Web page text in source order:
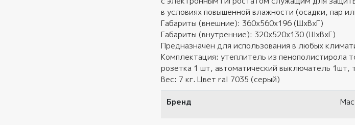
в условиях повышенной влажности (осадки, пар
Габариты (внешние): 360х560х196 (ШхВхГ)
Габариты (внутренние): 320х520х130 (ШхВхГ)
Предназначен для использования в любых
Комплектация: утеплитель из
розетка 1 шт, автоматический выключатель
Вес: 7 кг. Цвет ral 7035 (серый)
Бренд